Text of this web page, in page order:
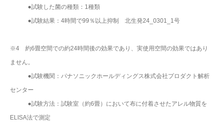
●試験した菌の種類：1種類
●試験結果：4時間で99％以上抑制 北生発24_0301_1号
※4 約6畳空間での約24時間後の効果であり、実使用空間の効果ではあり
ません。
●試験機関：パナソニックホールディングス株式会社プロダクト解析
センター
●試験方法：試験室（約6畳）において布に付着させたアレル物質を
ELISA法で測定